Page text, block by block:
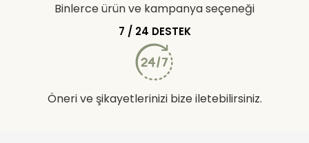
Binlerce ürün ve kampanya seçeneği
7 / 24 DESTEK
Öneri ve şikayetlerinizi bize iletebilirsiniz.